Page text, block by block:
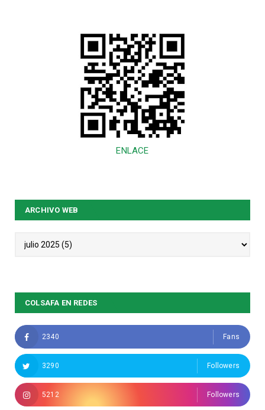
ENLACE
ARCHIVO WEB
COLSAFA EN REDES
2340 Fans
3290 Followers
5212 Followers